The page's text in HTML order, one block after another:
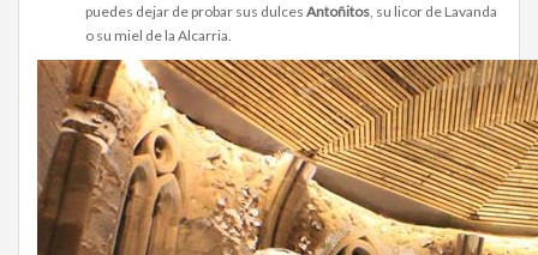
puedes dejar de probar sus dulces Antoñitos , su licor de Lavanda
o su miel de la Alcarria.